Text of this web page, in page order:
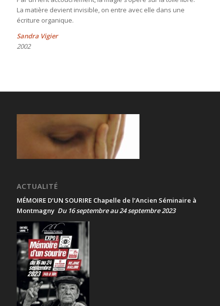
La matière devient invisible, on entre avec elle dans une
écriture organique.
Sandra Vigier
2002
ACTUALITÉ
MÉMOIRE D’UN SOURIRE Chapelle de l’Ancien Séminaire à
Montmagny Du 16 septembre au 24 septembre 2023